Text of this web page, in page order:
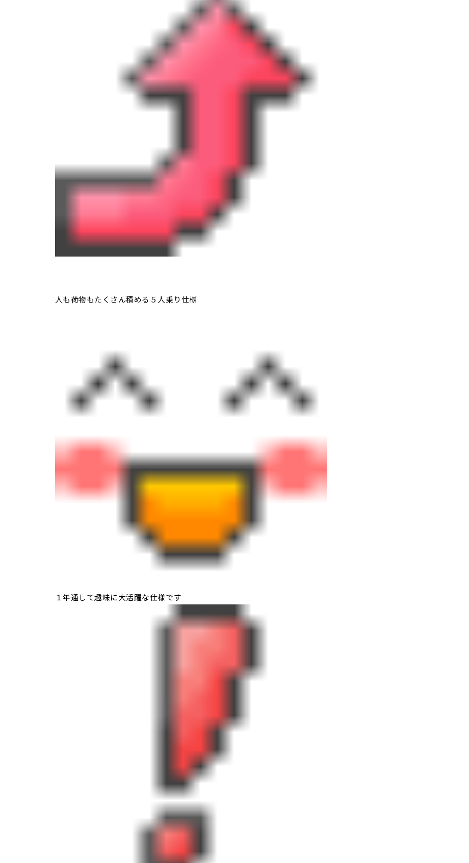
人も荷物もたくさん積める５人乗り仕様
１年通して趣味に大活躍な仕様です